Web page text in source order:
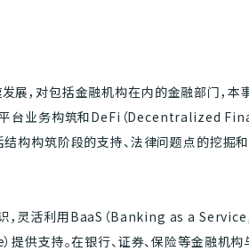
对包括金融机构在内的金融部门，本
平台业务构筑和DeFi（Decentralized
构构筑阶段的支持、法律问题点的挖掘
灵活利用BaaS（Banking as a Service
供支持。在银行、证券、保险等金融机